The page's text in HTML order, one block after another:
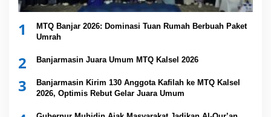
1
MTQ Banjar 2026: Dominasi Tuan Rumah Berbuah Paket
Umrah
2 Banjarmasin Juara Umum MTQ Kalsel 2026
3
Banjarmasin Kirim 130 Anggota Kafilah ke MTQ Kalsel
2026, Optimis Rebut Gelar Juara Umum